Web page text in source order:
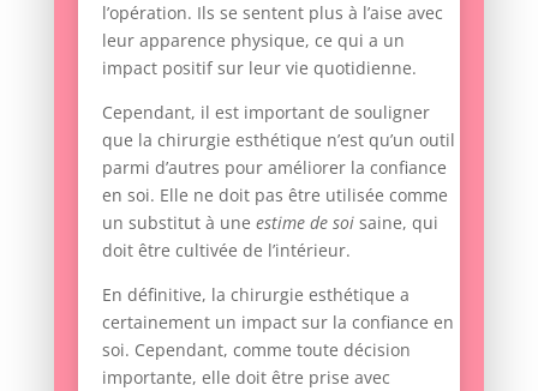
l’opération. Ils se sentent plus à l’aise avec
leur apparence physique, ce qui a un
impact positif sur leur vie quotidienne.
Cependant, il est important de souligner
que la chirurgie esthétique n’est qu’un outil
parmi d’autres pour améliorer la confiance
en soi. Elle ne doit pas être utilisée comme
un substitut à une estime de soisaine, qui
doit être cultivée de l’intérieur.
En définitive, la chirurgie esthétique a
certainement un impact sur la confiance en
soi. Cependant, comme toute décision
importante, elle doit être prise avec